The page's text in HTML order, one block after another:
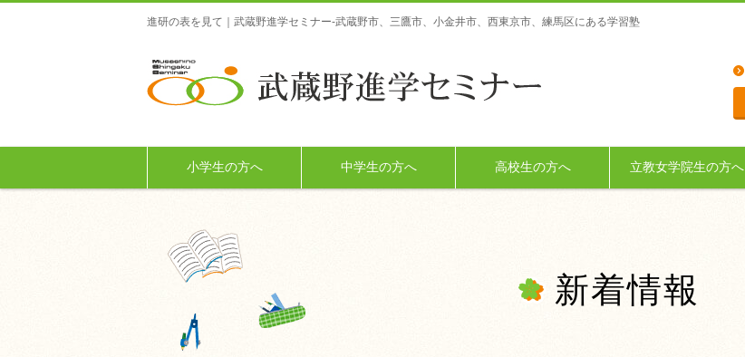
進研の表を見て｜武蔵野進学セミナー-武蔵野市、三鷹市、小金井市、西東京市、練馬区にある学習塾
小学生の方へ 中学生の方へ 高校生の方へ 立教女学院生の方へ
新着情報